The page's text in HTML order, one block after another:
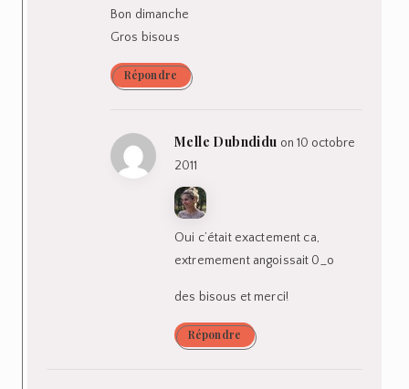
Bon dimanche
Gros bisous
Répondre
Melle Dubndidu on 10 octobre
2011
Oui c’était exactement ca,
extremement angoissait 0_o
des bisous et merci!
Répondre